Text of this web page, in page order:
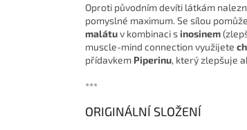
Oproti původním devíti látkám
pomyslné maximum. Se sílou
malátuv kombinaci s inosinem
muscle-mind connection využijete
přídavkem Piperinu, který zlepšuje
***
ORIGINÁLNÍ SLOŽENÍ